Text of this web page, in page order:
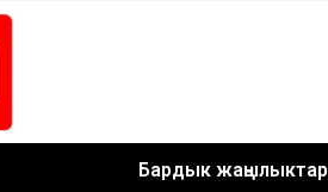
Бардык жаңылыктар